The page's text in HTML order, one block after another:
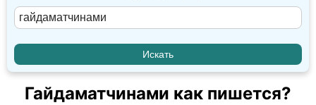
Гайдаматчинами как пишется?